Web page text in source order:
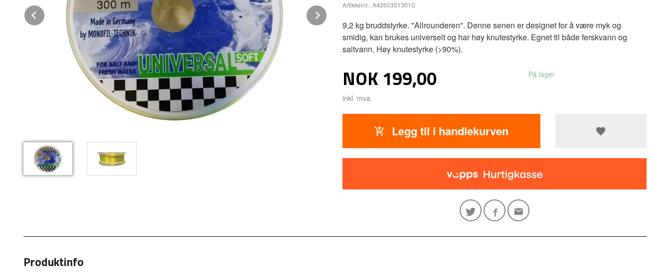
Prev
Artikkelnr.: A4260351301C
9,2 kg bruddstyrke. "Allrounderen". Denne senen er designet for å være myk og
smidig, kan brukes universelt og har høy knutestyrke. Egnet til både ferskvann og
saltvann. Høy knutestyrke (>90%).
Pris
NOK 199,00
inkl. mva.
På lager
Legg til i handlekurven
Produktinfo